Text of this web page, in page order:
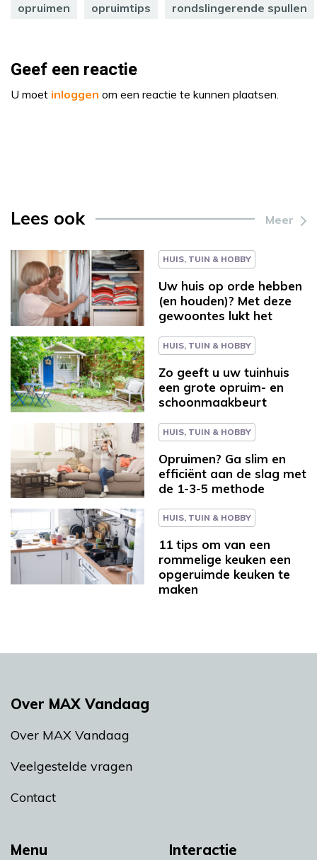
opruimen opruimtips rondslingerende spullen
Geef een reactie
U moet inloggen om een reactie te kunnen plaatsen.
Lees ook Meer
HUIS, TUIN & HOBBY
Uw huis op orde hebben
(en houden)? Met deze
gewoontes lukt het
HUIS, TUIN & HOBBY
Zo geeft u uw tuinhuis
een grote opruim- en
schoonmaakbeurt
HUIS, TUIN & HOBBY
Opruimen? Ga slim en
efficiënt aan de slag met
de 1-3-5 methode
HUIS, TUIN & HOBBY
11 tips om van een
rommelige keuken een
opgeruimde keuken te
maken
Menu Interactie
Over MAX Vandaag
Over MAX Vandaag
Veelgestelde vragen
Contact